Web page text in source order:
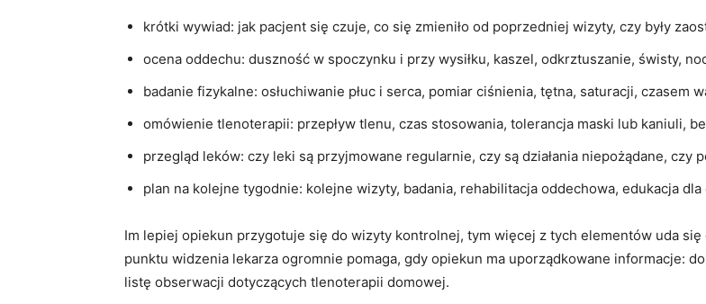
krótki wywiad: jak pacjent się czuje, co się zmieniło od poprzedniej wizyty, czy były
ocena oddechu: duszność w spoczynku i przy wysiłku, kaszel, odkrztuszanie, świsty,
badanie fizykalne: osłuchiwanie płuc i serca, pomiar ciśnienia, tętna, saturacji, czasem
omówienie tlenoterapii: przepływ tlenu, czas stosowania, tolerancja maski lub kaniuli,
przegląd leków: czy leki są przyjmowane regularnie, czy są działania niepożądane, czy
plan na kolejne tygodnie: kolejne wizyty, badania, rehabilitacja oddechowa, edukacja dla
Im lepiej opiekun przygotuje się do wizyty kontrolnej, tym więcej z tych elementów uda
punktu widzenia lekarza ogromnie pomaga, gdy opiekun ma uporządkowane informacje:
listę obserwacji dotyczących tlenoterapii domowej.